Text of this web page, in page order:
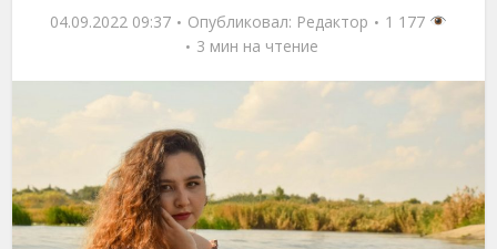
04.09.2022 09:37 Опубликовал: Редактор
1 177
3 мин на чтение